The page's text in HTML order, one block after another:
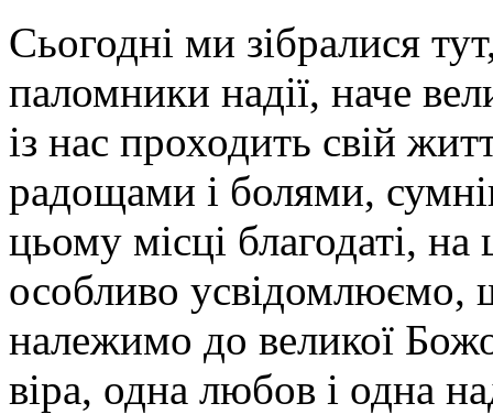
Сьогодні ми зібралися
паломники надії, наче
із нас проходить свій
радощами і болями,
цьому місці благодаті,
особливо усвідомлюємо,
належимо до великої
віра, одна любов і одна